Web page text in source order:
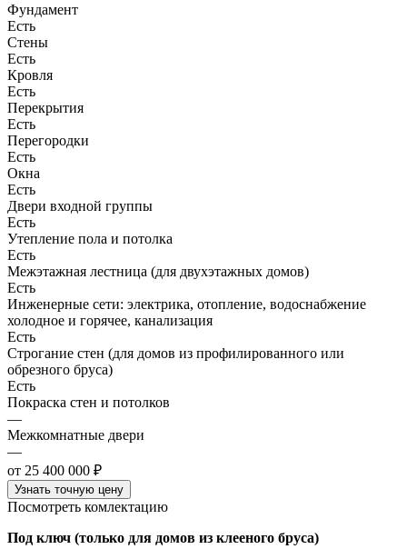
Фундамент
Есть
Стены
Есть
Кровля
Есть
Перекрытия
Есть
Перегородки
Есть
Окна
Есть
Двери входной группы
Есть
Утепление пола и потолка
Есть
Межэтажная лестница (для двухэтажных домов)
Есть
Инженерные сети: электрика, отопление, водоснабжение
холодное и горячее, канализация
Есть
Строгание стен (для домов из профилированного или
обрезного бруса)
Есть
Покраска стен и потолков
—
Межкомнатные двери
—
от 25 400 000 ₽
Узнать точную цену
Посмотреть комлектацию
Под ключ (только для домов из клееного бруса)